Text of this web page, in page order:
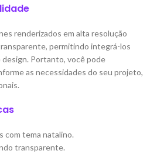
renderizados em alta resolução
permitindo integrá-los
Portanto, você pode
as necessidades do seu projeto,
com tema natalino.
transparente.